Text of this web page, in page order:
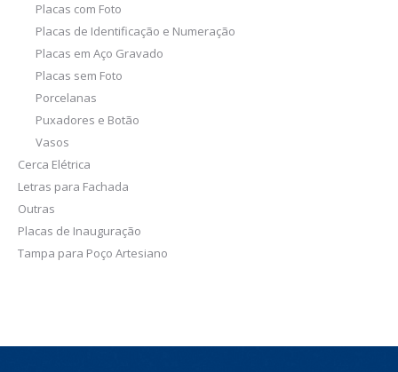
Placas com Foto
Placas de Identificação e Numeração
Placas em Aço Gravado
Placas sem Foto
Porcelanas
Puxadores e Botão
Vasos
Cerca Elétrica
Letras para Fachada
Outras
Placas de Inauguração
Tampa para Poço Artesiano